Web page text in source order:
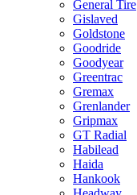
General Tire
Gislaved
Goldstone
Goodride
Goodyear
Greentrac
Gremax
Grenlander
Gripmax
GT Radial
Habilead
Haida
Hankook